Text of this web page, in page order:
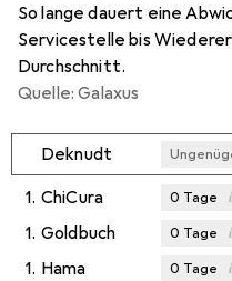
So lange dauert eine
Servicestelle bis
Durchschnitt.
Quelle: Galaxus
Deknudt
1. ChiCura 0 Tage i
1. Goldbuch 0 Tage i
1. Hama 0 Tage i